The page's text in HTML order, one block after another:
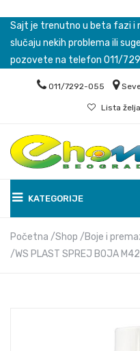
Sajt je trenutno u beta fazi i
slučaju nekih problema ili
pozovete na telefon 011/
011/7292-055
Lista želja
KATEGORIJE
Početna Shop Boje i
WS PLAST SPREJ BOJA